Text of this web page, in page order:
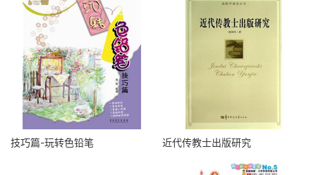
技巧篇-玩转色铅笔 近代传教士出版研究